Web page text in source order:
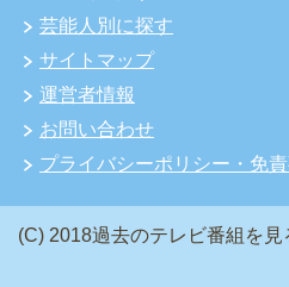
芸能人別に探す
サイトマップ
運営者情報
お問い合わせ
プライバシーポリシー・免
(C) 2018過去のテレビ番組を見